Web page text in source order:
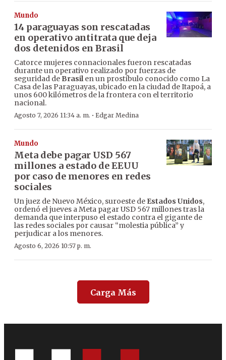
Mundo
14 paraguayas son rescatadas
en operativo antitrata que deja
dos detenidos en Brasil
Catorce mujeres connacionales fueron rescatadas
durante un operativo realizado por fuerzas de
seguridad de Brasilen un prostíbulo conocido como La
Casa de las Paraguayas, ubicado en la ciudad de Itapoá, a
unos 600 kilómetros de la frontera con el territorio
nacional.
Agosto 7, 2026 11:34 a. m. · Edgar Medina
Mundo
Meta debe pagar USD 567
millones a estado de EEUU
por caso de menores en redes
sociales
Un juez de Nuevo México, suroeste de Estados Unidos,
ordenó el jueves a Meta pagar USD 567 millones tras la
demanda que interpuso el estado contra el gigante de
las redes sociales por causar “molestia pública” y
perjudicar a los menores.
Agosto 6, 2026 10:57 p. m.
Carga Más